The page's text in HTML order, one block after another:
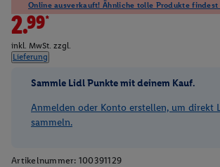
Online ausverkauft! Ähnliche tolle Produkte findest
2.99*
inkl. MwSt. zzgl.
Lieferung
Sammle Lidl Punkte mit deinem Kauf.
Anmelden oder Konto erstellen, um direkt
sammeln.
Artikelnummer: 100391129